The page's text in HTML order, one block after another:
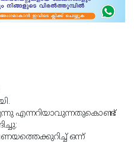
എന്നറിയാവുന്നതുകൊണ്ട്
ഒന്ന്